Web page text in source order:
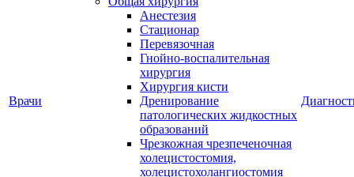
Врачи
Анестезия
Стационар
Перевязочная
Гнойно-воспалительная
хирургия
Хирургия кисти
Дренирование
патологических жидкостных
образований
Чрезкожная чрезпеченочная
холецистостомия,
холецистохолангиостомия